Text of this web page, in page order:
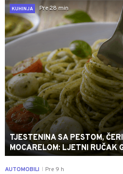
KUHINJA
Pre 28 min
TJESTENINA SA PESTOM,
MOCARELOM: LJETNI RUČAK
AUTOMOBILI Pre 9 h